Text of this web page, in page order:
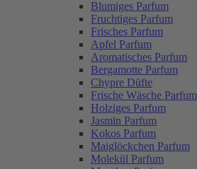
Blumiges Parfum
Fruchtiges Parfum
Frisches Parfum
Apfel Parfum
Aromatisches Parfum
Bergamotte Parfum
Chypre Düfte
Frische Wäsche Parfum
Holziges Parfum
Jasmin Parfum
Kokos Parfum
Maiglöckchen Parfum
Molekül Parfum